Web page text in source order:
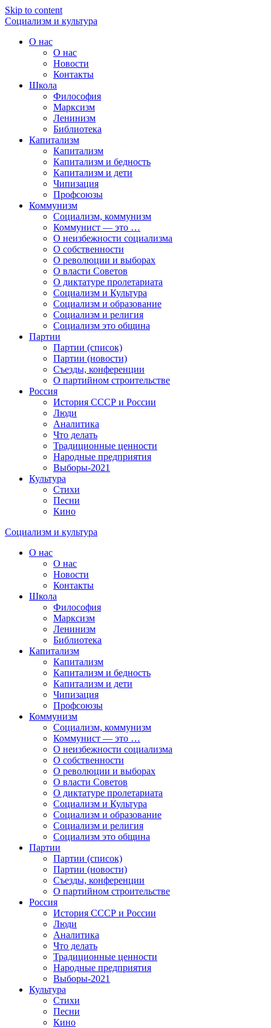
Skip to content
Социализм и культура
О нас
О нас
Новости
Контакты
Школа
Философия
Марксизм
Ленинизм
Библиотека
Капитализм
Капитализм
Капитализм и бедность
Капитализм и дети
Чипизация
Профсоюзы
Коммунизм
Социализм, коммунизм
Коммунист — это …
О неизбежности социализма
О собственности
О революции и выборах
О власти Советов
О диктатуре пролетариата
Социализм и Культура
Социализм и образование
Социализм и религия
Социализм это община
Партии
Партии (список)
Партии (новости)
Съезды, конференции
О партийном строительстве
Россия
История СССР и России
Люди
Аналитика
Что делать
Традиционные ценности
Народные предприятия
Выборы-2021
Культура
Стихи
Песни
Кино
Социализм и культура
О нас
О нас
Новости
Контакты
Школа
Философия
Марксизм
Ленинизм
Библиотека
Капитализм
Капитализм
Капитализм и бедность
Капитализм и дети
Чипизация
Профсоюзы
Коммунизм
Социализм, коммунизм
Коммунист — это …
О неизбежности социализма
О собственности
О революции и выборах
О власти Советов
О диктатуре пролетариата
Социализм и Культура
Социализм и образование
Социализм и религия
Социализм это община
Партии
Партии (список)
Партии (новости)
Съезды, конференции
О партийном строительстве
Россия
История СССР и России
Люди
Аналитика
Что делать
Традиционные ценности
Народные предприятия
Выборы-2021
Культура
Стихи
Песни
Кино